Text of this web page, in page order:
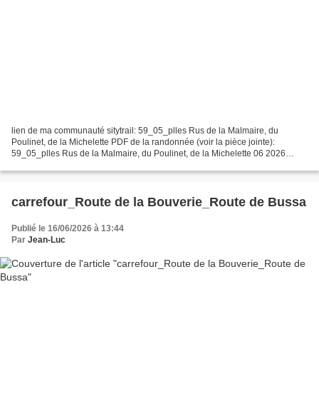
lien de ma communauté sitytrail: 59_05_plles Rus de la Malmaire, du
Poulinet, de la Michelette PDF de la randonnée (voir la pièce jointe):
59_05_plles Rus de la Malmaire, du Poulinet, de la Michelette 06 2026
carrefour_Route de la Bouverie_Route de Bussa
Publié le 16/06/2026 à 13:44
Par Jean-Luc